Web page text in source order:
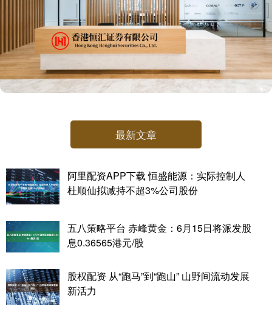
最新文章
阿里配资APP下载 恒盛能源：实际控制人
杜顺仙拟减持不超3%公司股份
五八策略平台 赤峰黄金：6月15日将派发股
息0.36565港元/股
股权配资 从“跑马”到“跑山” 山野间流动发展
新活力